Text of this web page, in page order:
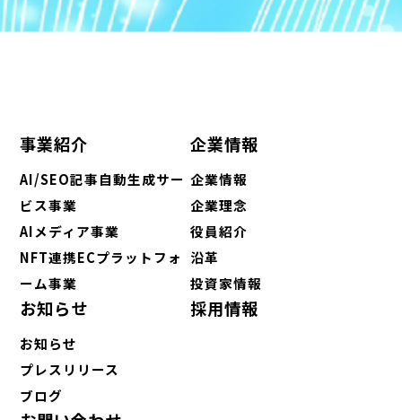
事業紹介
AI/SEO記事自動生成サー
ビス事業
AIメディア事業
NFT連携ECプラットフォ
ーム事業
企業情報
企業情報
企業理念
役員紹介
沿革
投資家情報
お知らせ
お知らせ
プレスリリース
ブログ
採用情報